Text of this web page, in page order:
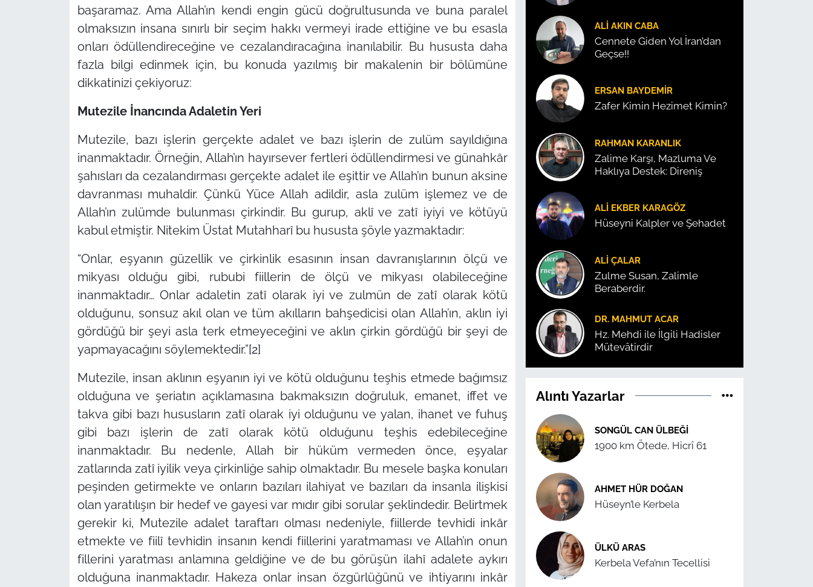
başaramaz. Ama Allah’ın kendi engin gücü doğrultusunda ve buna paralel
olmaksızın insana sınırlı bir seçim hakkı vermeyi irade ettiğine ve bu esasla
onları ödüllendireceğine ve cezalandıracağına inanılabilir. Bu hususta daha
fazla bilgi edinmek için, bu konuda yazılmış bir makalenin bir bölümüne
dikkatinizi çekiyoruz:
Mutezile İnancında Adaletin Yeri
Mutezile, bazı işlerin gerçekte adalet ve bazı işlerin de zulüm sayıldığına
inanmaktadır. Örneğin, Allah’ın hayırsever fertleri ödüllendirmesi ve günahkâr
şahısları da cezalandırması gerçekte adalet ile eşittir ve Allah’ın bunun aksine
davranması muhaldir. Çünkü Yüce Allah adildir, asla zulüm işlemez ve de
Allah’ın zulümde bulunması çirkindir. Bu gurup, aklî ve zatî iyiyi ve kötüyü
kabul etmiştir. Nitekim Üstat Mutahharî bu hususta şöyle yazmaktadır:
“Onlar, eşyanın güzellik ve çirkinlik esasının insan davranışlarının ölçü ve
mikyası olduğu gibi, rububi fiillerin de ölçü ve mikyası olabileceğine
inanmaktadır… Onlar adaletin zatî olarak iyi ve zulmün de zatî olarak kötü
olduğunu, sonsuz akıl olan ve tüm akılların bahşedicisi olan Allah’ın, aklın iyi
gördüğü bir şeyi asla terk etmeyeceğini ve aklın çirkin gördüğü bir şeyi de
yapmayacağını söylemektedir.”[2]
Mutezile, insan aklının eşyanın iyi ve kötü olduğunu teşhis etmede bağımsız
olduğuna ve şeriatın açıklamasına bakmaksızın doğruluk, emanet, iffet ve
takva gibi bazı hususların zatî olarak iyi olduğunu ve yalan, ihanet ve fuhuş
gibi bazı işlerin de zatî olarak kötü olduğunu teşhis edebileceğine
inanmaktadır. Bu nedenle, Allah bir hüküm vermeden önce, eşyalar
zatlarında zatî iyilik veya çirkinliğe sahip olmaktadır. Bu mesele başka konuları
peşinden getirmekte ve onların bazıları ilahiyat ve bazıları da insanla ilişkisi
olan yaratılışın bir hedef ve gayesi var mıdır gibi sorular şeklindedir. Belirtmek
gerekir ki, Mutezile adalet taraftarı olması nedeniyle, fiillerde tevhidi inkâr
etmekte ve fiilî tevhidin insanın kendi fiillerini yaratmaması ve Allah’ın onun
fillerini yaratması anlamına geldiğine ve de bu görüşün ilahî adalete aykırı
olduğuna inanmaktadır. Hakeza onlar insan özgürlüğünü ve ihtiyarını inkâr
ALI AKIN CABA
Cennete Giden Yol İran’dan
Geçse!!
ERSAN BAYDEMIR
Zafer Kimin Hezimet Kimin?
RAHMAN KARANLIK
Zalime Karşı, Mazluma Ve
Haklıya Destek: Direniş
ALI EKBER KARAGÖZ
Hüseyni Kalpler ve Şehadet
ALI ÇALAR
Zulme Susan, Zalimle
Beraberdir.
DR. MAHMUT ACAR
Hz. Mehdi ile İlgili Hadisler
Mütevâtirdir
Alıntı Yazarlar
SONGÜL CAN ÜLBEĞI
1900 km Ötede, Hicrî 61
AHMET HÜR DOĞAN
Hüseyn’le Kerbela
ÜLKÜ ARAS
Kerbela Vefa’nın Tecellisi